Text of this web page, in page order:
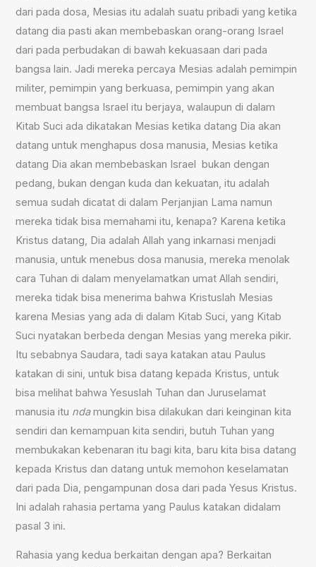
dari pada dosa, Mesias itu adalah suatu pribadi yang ketika
datang dia pasti akan membebaskan orang-orang Israel
dari pada perbudakan di bawah kekuasaan dari pada
bangsa lain. Jadi mereka percaya Mesias adalah pemimpin
militer, pemimpin yang berkuasa, pemimpin yang akan
membuat bangsa Israel itu berjaya, walaupun di dalam
Kitab Suci ada dikatakan Mesias ketika datang Dia akan
datang untuk menghapus dosa manusia, Mesias ketika
datang Dia akan membebaskan Israel bukan dengan
pedang, bukan dengan kuda dan kekuatan, itu adalah
semua sudah dicatat di dalam Perjanjian Lama namun
mereka tidak bisa memahami itu, kenapa? Karena ketika
Kristus datang, Dia adalah Allah yang inkarnasi menjadi
manusia, untuk menebus dosa manusia, mereka menolak
cara Tuhan di dalam menyelamatkan umat Allah sendiri,
mereka tidak bisa menerima bahwa Kristuslah Mesias
karena Mesias yang ada di dalam Kitab Suci, yang Kitab
Suci nyatakan berbeda dengan Mesias yang mereka pikir.
Itu sebabnya Saudara, tadi saya katakan atau Paulus
katakan di sini, untuk bisa datang kepada Kristus, untuk
bisa melihat bahwa Yesuslah Tuhan dan Juruselamat
manusia itu ndamungkin bisa dilakukan dari keinginan kita
sendiri dan kemampuan kita sendiri, butuh Tuhan yang
membukakan kebenaran itu bagi kita, baru kita bisa datang
kepada Kristus dan datang untuk memohon keselamatan
dari pada Dia, pengampunan dosa dari pada Yesus Kristus.
Ini adalah rahasia pertama yang Paulus katakan didalam
pasal 3 ini.
Rahasia yang kedua berkaitan dengan apa? Berkaitan